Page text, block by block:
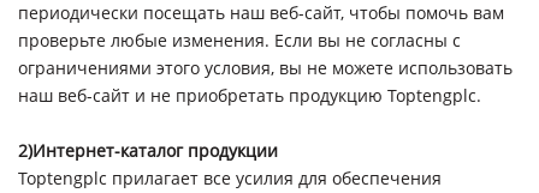
периодически посещать наш веб-сайт, чтобы помочь вам
проверьте любые изменения. Если вы не согласны с
ограничениями этого условия, вы не можете использовать
наш веб-сайт и не приобретать продукцию Toptengplc.
2)Интернет-каталог продукции
Toptengplc прилагает все усилия для обеспечения